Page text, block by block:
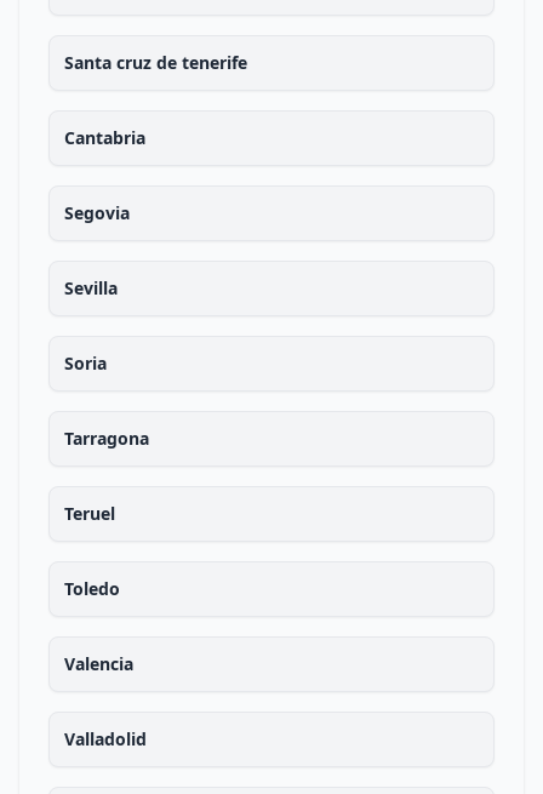
Santa cruz de tenerife
Cantabria
Segovia
Sevilla
Soria
Tarragona
Teruel
Toledo
Valencia
Valladolid